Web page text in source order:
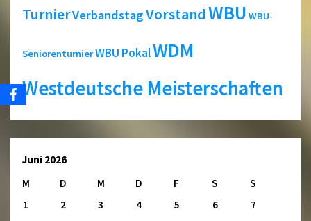
TurnierVerbandstagVorstandWBU WBU-
SeniorenturnierWBU PokalWDM
Westdeutsche Meisterschaften
Juni 2026
M
D M D F S
S
1
2 3 4 5 6
7